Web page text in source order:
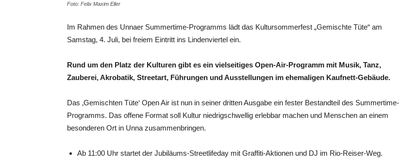
Foto: Felix Maxim Eller
Im Rahmen des Unnaer Summertime-Programms lädt das Kultursommerfest „Gemischte Tüte“ am
Samstag, 4. Juli, bei freiem Eintritt ins Lindenviertel ein.
Rund um den Platz der Kulturen gibt es ein vielseitiges Open-Air-Programm mit Musik, Tanz,
Zauberei, Akrobatik, Streetart, Führungen und Ausstellungen im ehemaligen Kaufnett-Gebäude.
Das ‚Gemischten Tüte‘ Open Air ist nun in seiner dritten Ausgabe ein fester Bestandteil des Summertime-
Programms. Das offene Format soll Kultur niedrigschwellig erlebbar machen und Menschen an einem
besonderen Ort in Unna zusammenbringen.
Ab 11:00 Uhr startet der Jubiläums-Streetlifeday mit Graffiti-Aktionen und DJ im Rio-Reiser-Weg.